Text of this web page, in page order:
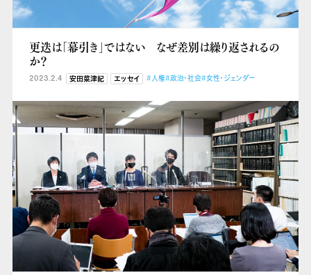
更迭は「幕引き」ではない なぜ差別は繰り返されるの
か？
2023.2.4 安田菜津紀 エッセイ #人権#政治・社会#女性・ジェンダー